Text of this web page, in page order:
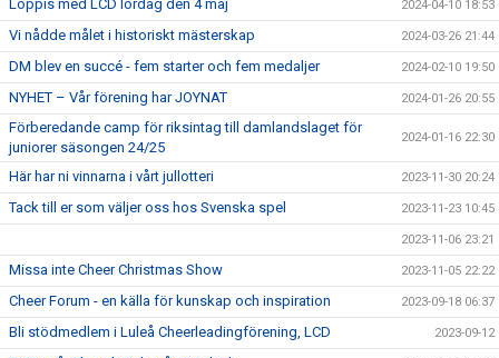
Loppis med LCD lördag den 4 maj 2024-04-10 18:53
Vi nådde målet i historiskt mästerskap 2024-03-26 21:44
DM blev en succé - fem starter och fem medaljer 2024-02-10 19:50
NYHET – Vår förening har JOYNAT 2024-01-26 20:55
Förberedande camp för riksintag till damlandslaget för
juniorer säsongen 24/25
2024-01-16 22:30
Här har ni vinnarna i vårt jullotteri 2023-11-30 20:24
Tack till er som väljer oss hos Svenska spel 2023-11-23 10:45
2023-11-06 23:21
Missa inte Cheer Christmas Show 2023-11-05 22:22
Cheer Forum - en källa för kunskap och inspiration 2023-09-18 06:37
Bli stödmedlem i Luleå Cheerleadingförening, LCD 2023-09-12